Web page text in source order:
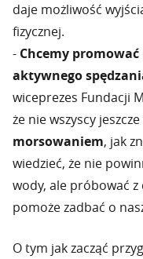
daje możliwość
fizycznej.
- Chcemy
aktywnego
wiceprezes Fundacji
że nie wszyscy
morsowaniem, jak
wiedzieć, że nie
wody, ale próbować
pomoże zadbać o
O tym jak zacząć